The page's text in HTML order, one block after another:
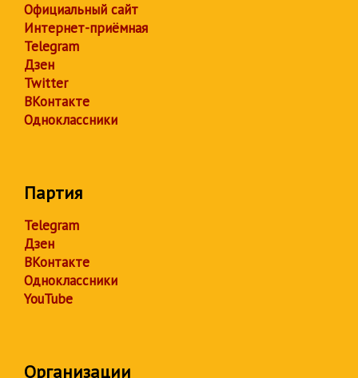
Официальный сайт
Интернет-приёмная
Telegram
Дзен
Twitter
ВКонтакте
Одноклассники
Партия
Telegram
Дзен
ВКонтакте
Одноклассники
YouTube
Организации